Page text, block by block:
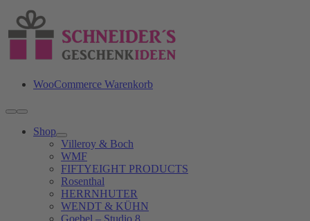
Inhalt
springen
WooCommerce Warenkorb
Toggle
Navigation
Shop
Villeroy & Boch
WMF
FIFTYEIGHT PRODUCTS
Rosenthal
HERRNHUTER
WENDT & KÜHN
Goebel – Studio 8